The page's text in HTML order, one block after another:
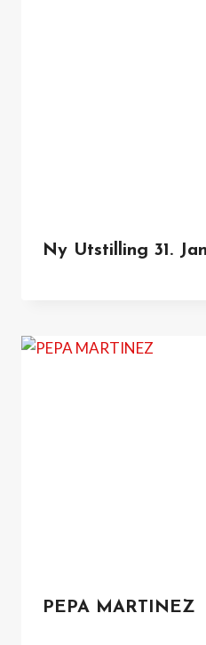
Ny Utstilling 31.
PEPA MARTINEZ